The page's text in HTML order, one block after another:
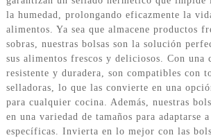
la humedad, prolongando eficazmente la
alimentos. Ya sea que almacene productos
sobras, nuestras bolsas son la solución
sus alimentos frescos y deliciosos. Con una
resistente y duradera, son compatibles con
selladoras, lo que las convierte en una
para cualquier cocina. Además, nuestras
en una variedad de tamaños para adaptarse a
específicas. Invierta en lo mejor con las